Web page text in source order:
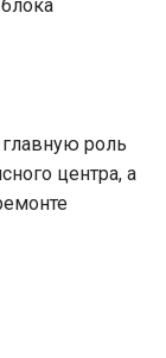
роль
центра, а